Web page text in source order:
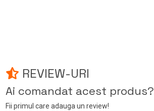
REVIEW-URI
Ai comandat acest produs?
Fii primul care adauga un review!